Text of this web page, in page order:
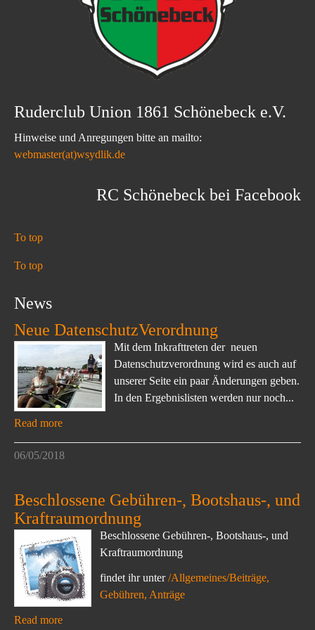
Ruderclub Union 1861 Schönebeck e.V.
Hinweise und Anregungen bitte an mailto:
webmaster(at)wsydlik.de
RC Schönebeck bei Facebook
To top
To top
News
Neue DatenschutzVerordnung
Mit dem Inkrafttreten der neuen
Datenschutzverordnung wird es auch auf
unserer Seite ein paar Änderungen geben.
In den Ergebnislisten werden nur noch...
Read more
06/05/2018
Beschlossene Gebühren-, Bootshaus-, und
Kraftraumordnung
Beschlossene Gebühren-, Bootshaus-, und
Kraftraumordnung
findet ihr unter/Allgemeines/Beiträge,
Gebühren, Anträge
Read more